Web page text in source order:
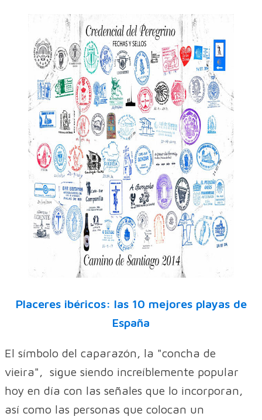
Placeres ibéricos: las 10 mejores playas de
España
El símbolo del caparazón, la "concha de
vieira", sigue siendo increíblemente popular
hoy en día con las señales que lo incorporan,
así como las personas que colocan un